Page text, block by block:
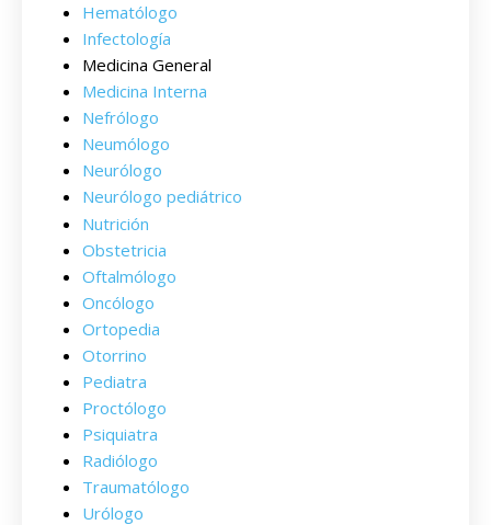
Hematólogo
Infectología
Medicina General
Medicina Interna
Nefrólogo
Neumólogo
Neurólogo
Neurólogo pediátrico
Nutrición
Obstetricia
Oftalmólogo
Oncólogo
Ortopedia
Otorrino
Pediatra
Proctólogo
Psiquiatra
Radiólogo
Traumatólogo
Urólogo